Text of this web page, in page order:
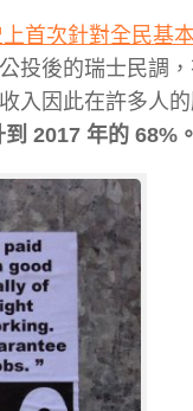
首次針對全民基
投後的瑞士民調
入因此在許多人
2017 年的 68%